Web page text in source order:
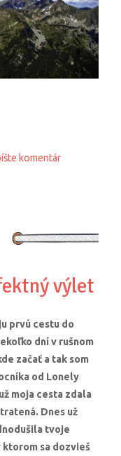
komentár
výlet
prvú cestu do
dní v rušnom
začať a tak som
od Lonely
moja cesta zdala
Dnes už
tvoje
ktorom sa dozvieš